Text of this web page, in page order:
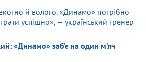
й волого. «Динамо» потрібно
успішно», — український тренер
«Динамо» заб’є на один м’яч